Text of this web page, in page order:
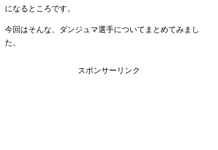
になるところです。
今回はそんな、ダンジュマ選手についてまとめてみまし
た。
スポンサーリンク